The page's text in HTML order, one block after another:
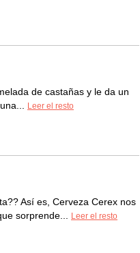
de castañas y le da un
Leer el resto
Así es, Cerveza Cerex nos
sorprende...
Leer el resto